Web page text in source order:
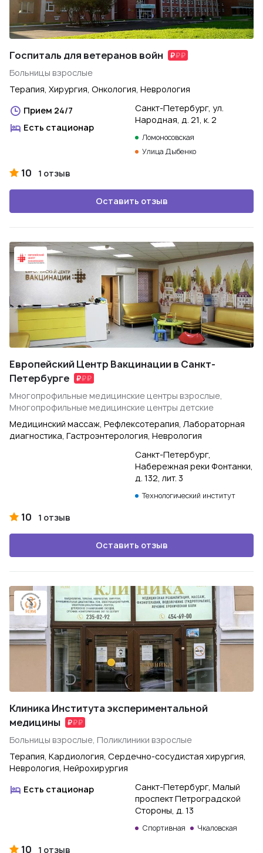
Госпиталь для ветеранов войн
Больницы взрослые
Терапия, Хирургия, Онкология, Неврология
Прием 24/7
Есть стационар
Санкт-Петербург, ул.
Народная, д. 21, к. 2
Ломоносовская
Улица Дыбенко
10 1 отзыв
Оставить отзыв
Европейский Центр Вакцинации в Санкт-
Петербурге
Многопрофильные медицинские центры взрослые,
Многопрофильные медицинские центры детские
Медицинский массаж, Рефлексотерапия, Лабораторная
диагностика, Гастроэнтерология, Неврология
Санкт-Петербург,
Набережная реки Фонтанки,
д. 132, лит. 3
Технологический институт
10 1 отзыв
Оставить отзыв
Клиника Института экспериментальной
медицины
Больницы взрослые, Поликлиники взрослые
Терапия, Кардиология, Сердечно-сосудистая хирургия,
Неврология, Нейрохирургия
Есть стационар
Санкт-Петербург, Малый
проспект Петроградской
Стороны, д. 13
Спортивная Чкаловская
10 1 отзыв